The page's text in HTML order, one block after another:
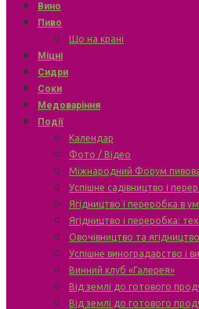
Вино
Пиво
Що на крані
Міцні
Сидри
Соки
Медоваріння
Події
Календар
Фото / Відео
Міжнародний Форум
Успішне садівництво і
Ягідництво і переробка в
Ягідництво і переробка:
Овочівництво та
Успішне виноградарство і
Винний клуб «Галерея»
Від землі до готового
Від землі до готового